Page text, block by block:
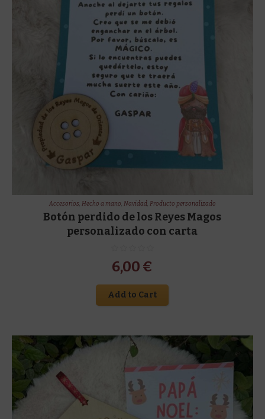
Accesorios, Hecho a mano, Navidad, Producto personalizado
Botón perdido de los Reyes Magos
personalizado con carta
6,00 €
Add to Cart